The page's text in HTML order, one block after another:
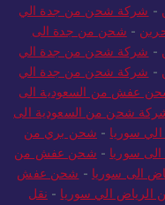
- شركة شحن من جدة الي
- شحن من جدة الى
- شركة شحن من جدة الي
- شركة شحن من جدة الي
عفش من السعودية الى
شحن من السعودية الى
سوريا - شحن بري من
سوريا - شحن عفش من
الى سوريا - شحن عفش
الي سوريا - نقل